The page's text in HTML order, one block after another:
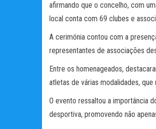
afirmando que o concelho, com
local conta com 69 clubes e
A cerimónia contou com a
representantes de associações
Entre os homenageados,
atletas de várias modalidades,
O evento ressaltou a importância
desportiva, promovendo não